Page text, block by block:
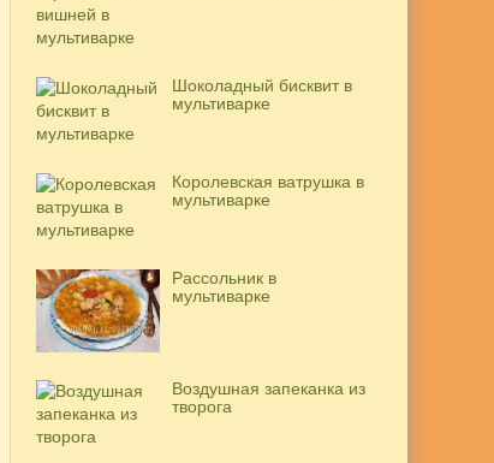
Шоколадный бисквит в
мультиварке
Королевская ватрушка в
мультиварке
Рассольник в
мультиварке
Воздушная запеканка из
творога